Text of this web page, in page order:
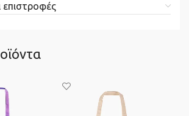
επιστροφές